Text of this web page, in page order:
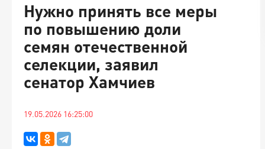
Нужно принять все меры
по повышению доли
семян отечественной
селекции, заявил
сенатор Хамчиев
19.05.2026 16:25:00